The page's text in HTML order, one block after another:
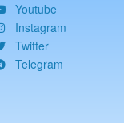
Youtube
Instagram
Twitter
Telegram